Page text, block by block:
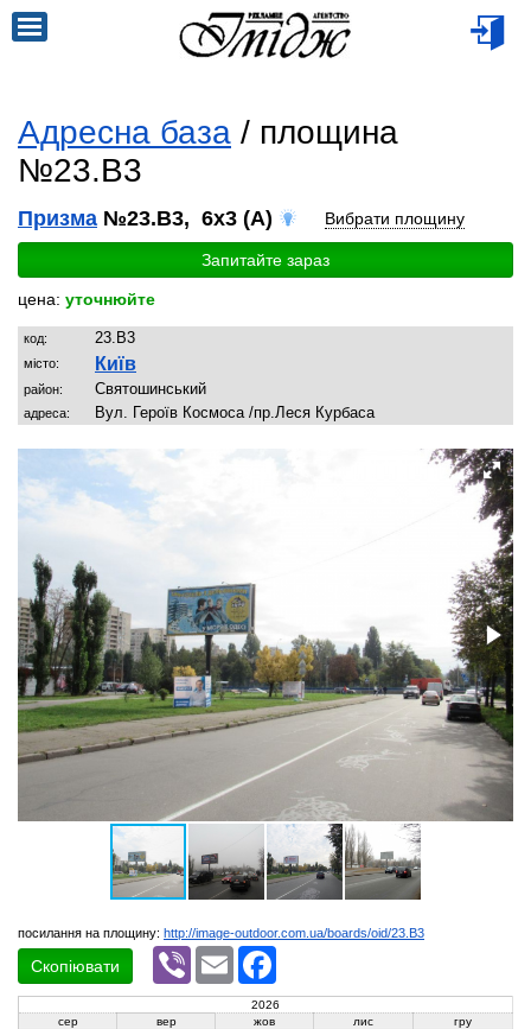
Адресна база / площина
№23.B3
Призма №23.B3, 6x3 (A) Вибрати площину
Запитайте зараз
цена: уточнюйте
код: 23.B3
місто: Київ
район: Святошинський
адреса: Вул. Героїв Космоса /пр.Леся Курбаса
посилання на площину: http://image-outdoor.com.ua/boards/oid/23.B3
Скопіювати
Viber Email
2026
сер
вер жов лис гру